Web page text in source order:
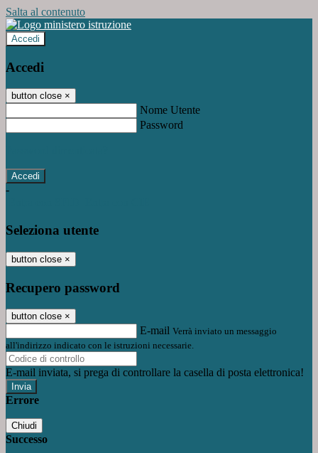
Salta al contenuto
Accedi
Accedi
button close ×
Nome Utente
Password
-
Seleziona utente
button close ×
Recupero password
button close ×
E-mail Verrà inviato un messaggio
all'indirizzo indicato con le istruzioni necessarie.
E-mail inviata, si prega di controllare la casella di posta elettronica!
Errore
Chiudi
Successo